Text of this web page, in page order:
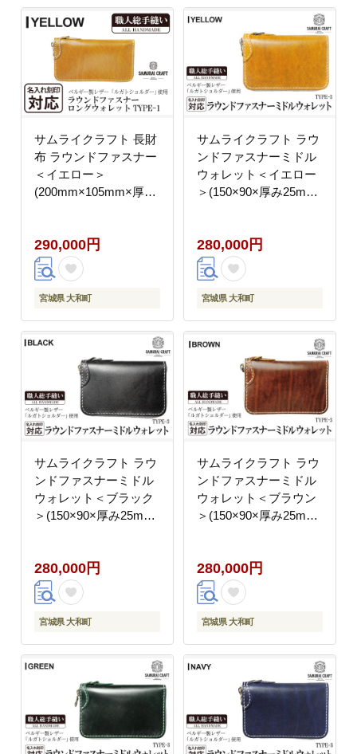
式会社Stand Field】
ta273-red
式会社Stand Field】
ta273-wine
サムライクラフト 長財
布 ラウンドファスナー
＜イエロー＞
(200mm×105mm×厚み
サイフ 名入れ ギフト
ルガトショルダー 本格
シンプル ファッション
日本製 手縫い ハンドメ
式会社Stand Field】
ta273-yellow
290,000円
宮城県 大和町
サムライクラフト ラウ
ンドファスナーミドル
ウォレット＜イエロー
＞(150×90×厚み25mm)
フ ルガトショルダー ギ
フト 名入れ 日本製 手
縫い ハンドメイド ファ
ッション 小物 Samurai
Field】ta284-yellow
280,000円
宮城県 大和町
サムライクラフト ラウ
ンドファスナーミドル
ウォレット＜ブラック
＞(150×90×厚み25mm)
フ ルガトショルダー ギ
フト 名入れ 日本製 手
縫い ハンドメイド ファ
ッション 小物 Samurai
Field】ta284-black
280,000円
宮城県 大和町
サムライクラフト ラウ
ンドファスナーミドル
ウォレット＜ブラウン
＞(150×90×厚み25mm)
フ ルガトショルダー ギ
フト 名入れ 日本製 手
縫い ハンドメイド ファ
ッション 小物 Samurai
Field】ta284-brown
280,000円
宮城県 大和町